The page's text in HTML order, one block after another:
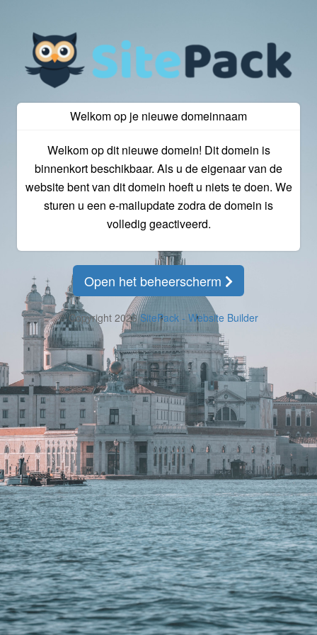
Welkom op je nieuwe domeinnaam
Welkom op dit nieuwe domein! Dit domein is
binnenkort beschikbaar. Als u de eigenaar van de
website bent van dit domein hoeft u niets te doen. We
sturen u een e-mailupdate zodra de domein is
volledig geactiveerd.
Open het beheerscherm
© Copyright 2026SitePack - Website Builder